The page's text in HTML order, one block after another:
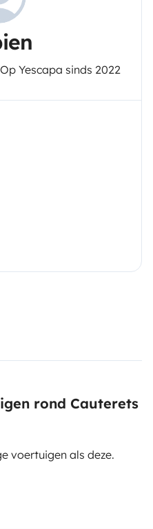
Yescapa sinds 2022
rond Cauterets
voertuigen als deze.